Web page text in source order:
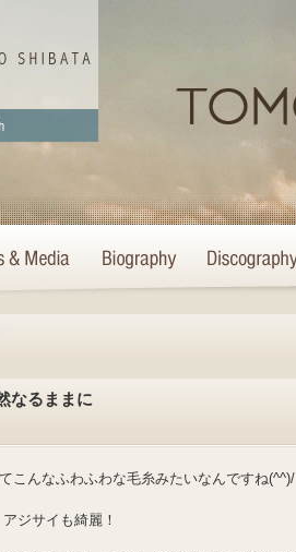
なるままに
こんなふわふわな毛糸みたいなんですね(^^)/
ジサイも綺麗！